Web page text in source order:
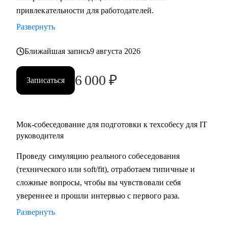
в момент срыва сроков или конфликтов в команде, помогу
найти пути выхода из трудных ситуаций.
Кому могу помочь:
• Начинающим руководителям в IT.
• Middle/Middle+ специалистам — чтобы усилить
управленческую экспертизу и soft skills.
и хотят получить независимый взгляд.
привлекательности для работодателей.
Развернуть
Ближайшая запись9 августа 2026
Записаться 6 000 ₽
Мок-собеседование для подготовки к техсобесу для IT
руководителя
Проведу симуляцию реального собеседования
(технического или soft/fit), отработаем типичные и
сложные вопросы, чтобы вы чувствовали себя
увереннее и прошли интервью с первого раза.
Развернуть